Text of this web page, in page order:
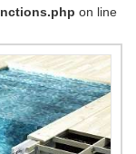
on line